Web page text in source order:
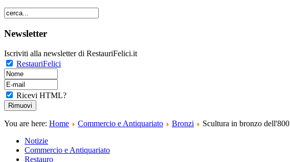
Newsletter
Iscriviti alla newsletter di RestauriFelici.it
RestauriFelici
Ricevi HTML?
You are here: Home Commercio e Antiquariato Bronzi
Scultura in bronzo dell'800
Notizie
Commercio e Antiquariato
Restauro